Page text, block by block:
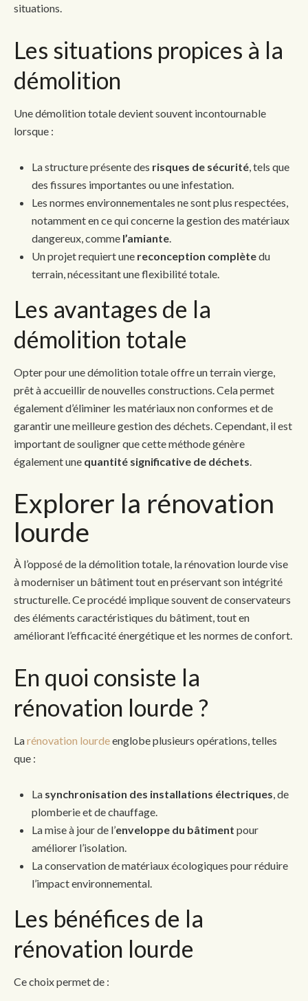
situations.
Les situations propices à la
démolition
Une démolition totale devient souvent incontournable
lorsque :
La structure présente des risques de sécurité , tels que
des fissures importantes ou une infestation.
Les normes environnementales ne sont plus respectées,
notamment en ce qui concerne la gestion des matériaux
dangereux, comme l’amiante
Un projet requiert une reconception complètedu
terrain, nécessitant une flexibilité totale.
Les avantages de la
démolition totale
Opter pour une démolition totale offre un terrain vierge,
prêt à accueillir de nouvelles constructions. Cela permet
également d’éliminer les matériaux non conformes et de
garantir une meilleure gestion des déchets. Cependant, il est
important de souligner que cette méthode génère
également une quantité significative de déchets
Explorer la rénovation
lourde
À l’opposé de la démolition totale, la rénovation lourde vise
à moderniser un bâtiment tout en préservant son intégrité
structurelle. Ce procédé implique souvent de conservateurs
des éléments caractéristiques du bâtiment, tout en
améliorant l’efficacité énergétique et les normes de confort.
En quoi consiste la
rénovation lourde ?
Larénovation lourdeenglobe plusieurs opérations, telles
que :
La synchronisation des installations électriques , de
plomberie et de chauffage.
La mise à jour de l’enveloppe du bâtiment pour
améliorer l’isolation.
La conservation de matériaux écologiques pour réduire
l’impact environnemental.
Les bénéfices de la
rénovation lourde
Ce choix permet de :